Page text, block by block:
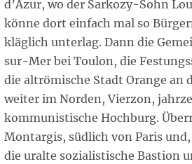
d’Azur, wo der Sarkozy-Sohn
könne dort einfach mal so
kläglich unterlag. Dann die
sur-Mer bei Toulon, die
die altrömische Stadt Orange an
weiter im Norden, Vierzon,
kommunistische Hochburg.
Montargis, südlich von Paris
die uralte sozialistische Bastion